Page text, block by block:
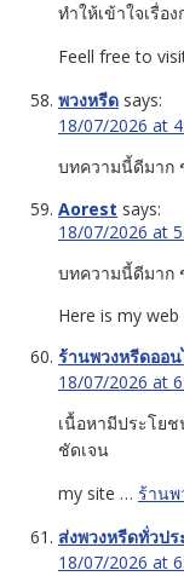
ทำให้เข้าใจเรื่อ
Feell free to
พวงหรีด says:
18/07/2026 at
บทความนี้ดีมาก
Aorest says:
18/07/2026 at
บทความนี้ดีมาก
Here is my web
ร้านพวงหรีดออ
18/07/2026 at
เนื้อหามีประโยช
ชัดเจน
my site … ร้านพ
ส่งพวงหรีดทั่วปร
18/07/2026 at